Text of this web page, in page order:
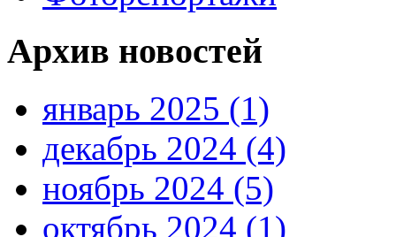
Архив новостей
январь 2025 (1)
декабрь 2024 (4)
ноябрь 2024 (5)
октябрь 2024 (1)